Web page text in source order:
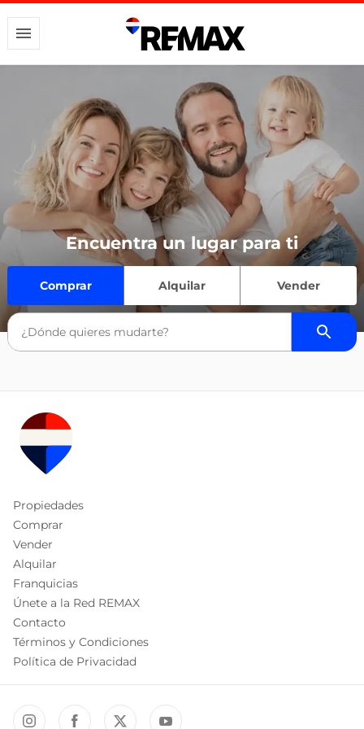
Encuentra un lugar para ti
Comprar Alquilar Vender
Propiedades
Comprar
Vender
Alquilar
Franquicias
Únete a la Red REMAX
Contacto
Términos y Condiciones
Política de Privacidad